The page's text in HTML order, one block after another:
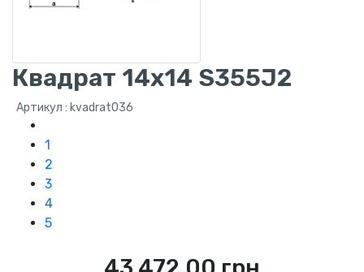
Квадрат 14х14 S355J2
Артикул : kvadrat036
1
2
3
4
5